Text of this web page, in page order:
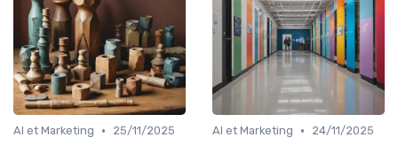
AI et Marketing •
25/11/2025
AI et Marketing •
24/11/2025